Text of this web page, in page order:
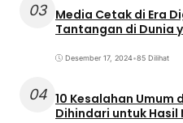
03 Media Cetak di Era
Tantangan di Dunia
Desember 17, 2024•85 Dilihat
04 10 Kesalahan Umum
Dihindari untuk Hasil